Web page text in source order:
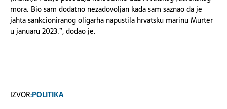
mora. Bio sam dodatno nezadovoljan kada sam saznao da je
jahta sankcioniranog oligarha napustila hrvatsku marinu Murter
u januaru 2023.”, dodao je.
IZVOR:POLITIKA